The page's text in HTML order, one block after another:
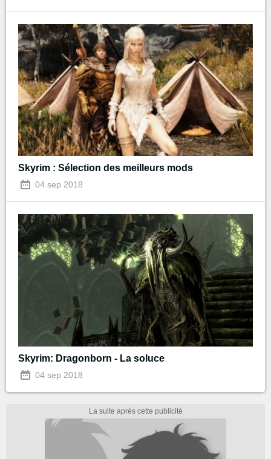
Skyrim : Sélection des meilleurs mods
04 sep 2018
Skyrim: Dragonborn - La soluce
04 sep 2018